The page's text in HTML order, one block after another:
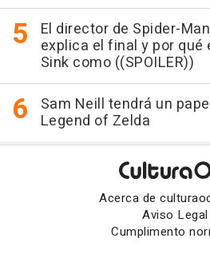
El director de Spider-
explica el final y por qué
Sink como ((SPOILER))
Sam Neill tendrá un
Legend of Zelda
Acerca de
Aviso Legal
Cumplimento